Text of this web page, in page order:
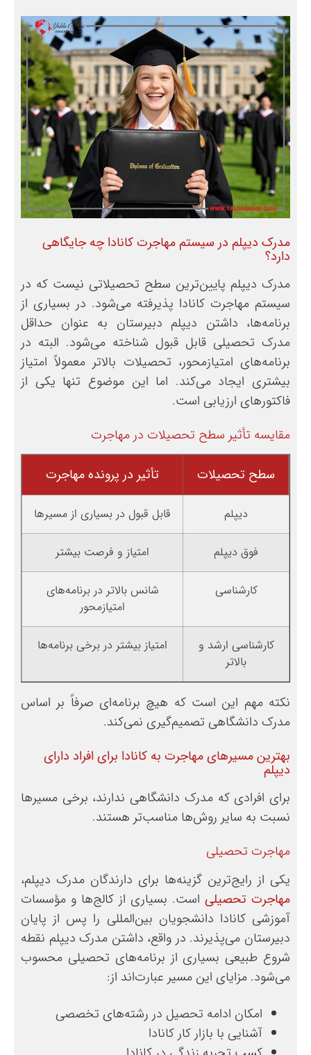
مدرک دیپلم در سیستم مهاجرت کانادا چه جایگاهی
دارد؟
مدرک دیپلم پایین‌ترین سطح تحصیلاتی نیست که در
سیستم مهاجرت کانادا پذیرفته می‌شود. در بسیاری از
برنامه‌ها، داشتن دیپلم دبیرستان به عنوان حداقل
مدرک تحصیلی قابل قبول شناخته می‌شود. البته در
برنامه‌های امتیازمحور، تحصیلات بالاتر معمولاً امتیاز
بیشتری ایجاد می‌کند. اما این موضوع تنها یکی از
فاکتورهای ارزیابی است.
مقایسه تأثیر سطح تحصیلات در مهاجرت
سطح تحصیلات
تأثیر در پرونده مهاجرت
دیپلم قابل قبول در بسیاری از مسیرها
فوق دیپلم امتیاز و فرصت بیشتر
کارشناسی
شانس بالاتر در برنامه‌های
امتیازمحور
کارشناسی ارشد و
بالاتر
امتیاز بیشتر در برخی برنامه‌ها
نکته مهم این است که هیچ برنامه‌ای صرفاً بر اساس
مدرک دانشگاهی تصمیم‌گیری نمی‌کند.
بهترین مسیرهای مهاجرت به کانادا برای افراد دارای
دیپلم
برای افرادی که مدرک دانشگاهی ندارند، برخی مسیرها
نسبت به سایر روش‌ها مناسب‌تر هستند.
مهاجرت تحصیلی
یکی از رایج‌ترین گزینه‌ها برای دارندگان مدرک دیپلم،
مهاجرت تحصیلی است. بسیاری از کالج‌ها و مؤسسات
آموزشی کانادا دانشجویان بین‌المللی را پس از پایان
دبیرستان می‌پذیرند. در واقع، داشتن مدرک دیپلم نقطه
شروع طبیعی بسیاری از برنامه‌های تحصیلی محسوب
می‌شود. مزایای این مسیر عبارت‌اند از:
امکان ادامه تحصیل در رشته‌های تخصصی
آشنایی با بازار کار کانادا